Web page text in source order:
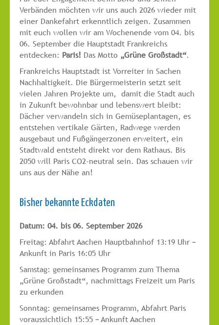
Verbänden möchten wir uns auch 2026 wieder mit
einer Dankefahrt erkenntlich zeigen. Zusammen
mit euch wollen wir am Wochenende vom 04. bis
06. September die Hauptstadt Frankreichs
entdecken: Paris! Das Motto „Grüne Großstadt“.
Frankreichs Hauptstadt ist Vorreiter in Sachen
Nachhaltigkeit. Die Bürgermeisterin setzt seit
vielen Jahren Projekte um, damit die Stadt auch
in Zukunft bewohnbar und lebenswert bleibt:
Dächer verwandeln sich in Gemüseplantagen, es
entstehen vertikale Gärten, Radwege werden
ausgebaut und Fußgängerzonen erweitert, ein
Stadtwald entsteht direkt vor dem Rathaus. Bis
2050 will Paris CO2-neutral sein. Das schauen wir
uns aus der Nähe an!
Bisher bekannte Eckdaten
Datum: 04. bis 06. September 2026
Freitag: Abfahrt Aachen Hauptbahnhof 13:19 Uhr –
Ankunft in Paris 16:05 Uhr
Samstag: gemeinsames Programm zum Thema
„Grüne Großstadt“, nachmittags Freizeit um Paris
zu erkunden
Sonntag: gemeinsames Programm, Abfahrt Paris
voraussichtlich 15:55 – Ankunft Aachen